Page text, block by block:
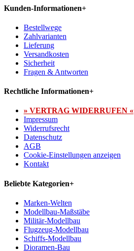
Kunden-Informationen+
Bestellwege
Zahlvarianten
Lieferung
Versandkosten
Sicherheit
Fragen & Antworten
Rechtliche Informationen+
» VERTRAG WIDERRUFEN «
Impressum
Widerrufsrecht
Datenschutz
AGB
Cookie-Einstellungen anzeigen
Kontakt
Beliebte Kategorien+
Marken-Welten
Modellbau-Maßstäbe
Militär-Modellbau
Flugzeug-Modellbau
Schiffs-Modellbau
Dioramen-Bau